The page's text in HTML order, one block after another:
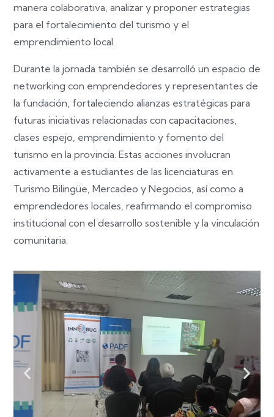
manera colaborativa, analizar y proponer estrategias
para el fortalecimiento del turismo y el
emprendimiento local.
Durante la jornada también se desarrolló un espacio de
networking con emprendedores y representantes de
la fundación, fortaleciendo alianzas estratégicas para
futuras iniciativas relacionadas con capacitaciones,
clases espejo, emprendimiento y fomento del
turismo en la provincia. Estas acciones involucran
activamente a estudiantes de las licenciaturas en
Turismo Bilingüe, Mercadeo y Negocios, así como a
emprendedores locales, reafirmando el compromiso
institucional con el desarrollo sostenible y la vinculación
comunitaria.